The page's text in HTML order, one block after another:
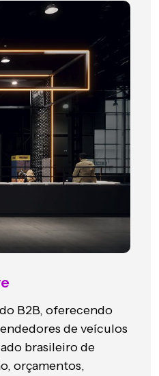
B2B, oferecendo
de veículos
brasileiro de
orçamentos,